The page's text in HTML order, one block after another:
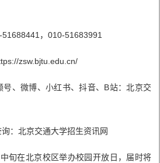
51688441，010-51683991
zsw.bjtu.edu.cn/
号、微博、小红书、抖音、B站：北京交
询：北京交通大学招生资讯网
旬在北京校区举办校园开放日，届时将